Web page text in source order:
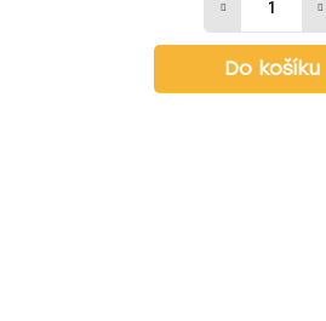
Do košíku